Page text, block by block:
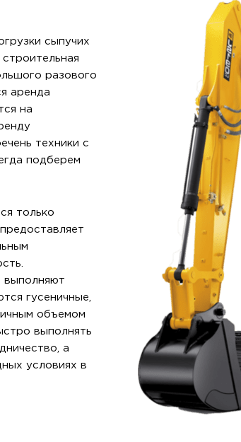
сыпучих
разового
аренда
на
техники с
подберем
только
выполняют
гусеничные,
объемом
выполнять
а
условиях в